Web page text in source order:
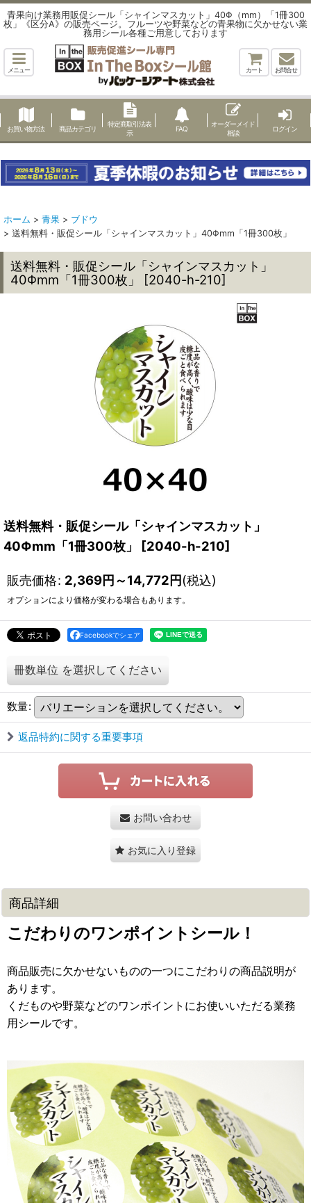
青果向け業務用販促シール「シャインマスカット」40Φ（mm）「1冊300
枚」《区分A》の販売ページ。フルーツや野菜などの青果物に欠かせない業
務用シール各種ご用意しております
メニュー カート お問合せ
お買い物方法 商品カテゴリ
特定商取引法表
示
FAQ
オーダーメイド
相談
ログイン
ホーム > 青果 > ブドウ
> 送料無料・販促シール「シャインマスカット」40Φmm「1冊300枚」
送料無料・販促シール「シャインマスカット」
40Φmm「1冊300枚」
[2040-h-210]
送料無料・販促シール「シャインマスカット」
40Φmm「1冊300枚」
[2040-h-210]
販売価格: 2,369円～14,772円(税込)
オプションにより価格が変わる場合もあります。
Facebookでシェア
冊数単位 を選択してください
数量:
返品特約に関する重要事項
お問い合わせ
お気に入り登録
商品詳細
こだわりのワンポイントシール！
商品販売に欠かせないものの一つにこだわりの商品説明が
あります。
くだものや野菜などのワンポイントにお使いいただる業務
用シールです。